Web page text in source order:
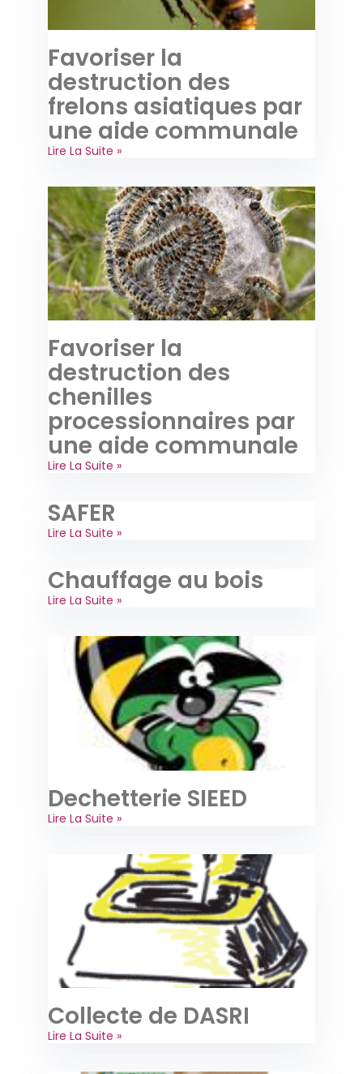
Favoriser la
destruction des
frelons asiatiques par
une aide communale
Lire La Suite »
Favoriser la
destruction des
chenilles
processionnaires par
une aide communale
Lire La Suite »
SAFER
Lire La Suite »
Chauffage au bois
Lire La Suite »
Dechetterie SIEED
Lire La Suite »
Collecte de DASRI
Lire La Suite »